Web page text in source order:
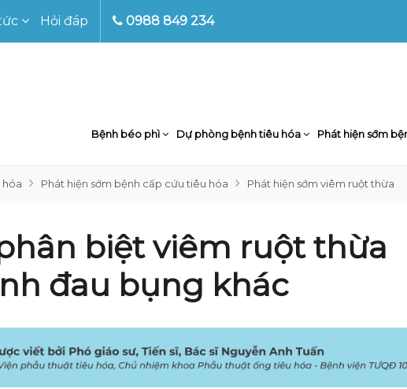
Hỏi đáp 0988 849 234
Bệnh béo phì Dự phòng bệnh tiêu hóa Phát hiện sớm
hóa Phát hiện sớm bệnh cấp cứu tiêu hóa Phát hiện sớm viêm ruột thừa
biệt viêm ruột thừa
đau bụng khác